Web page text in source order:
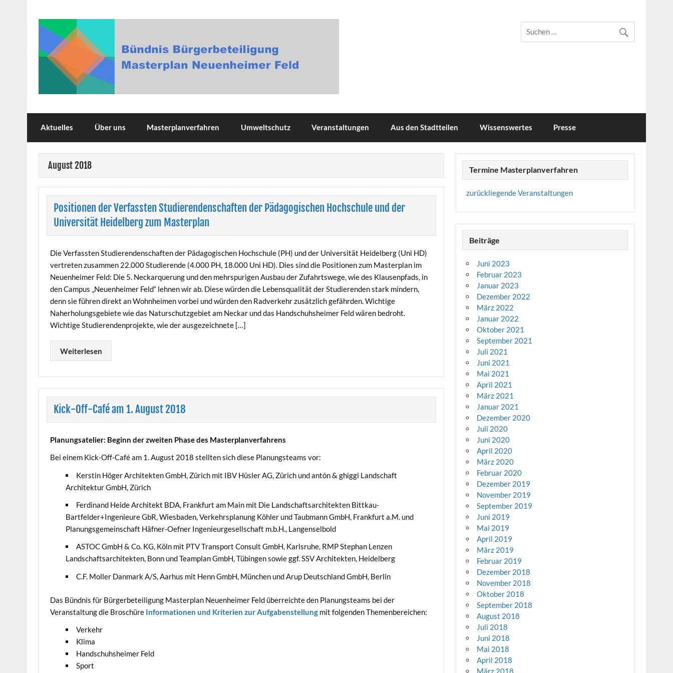
Bündnis Bürgerbeteiligung Masterplan Neuenheimer Feld
Aktuelles Über uns Masterplanverfahren Umweltschutz Veranstaltungen Aus den Stadtteilen Wissenswertes Presse
August 2018
Positionen der Verfassten Studierendenschaften der Pädagogischen Hochschule und der
Universität Heidelberg zum Masterplan
Die Verfassten Studierendenschaften der Pädagogischen Hochschule (PH) und der Universität Heidelberg (Uni HD)
vertreten zusammen 22.000 Studierende (4.000 PH, 18.000 Uni HD). Dies sind die Positionen zum Masterplan im
Neuenheimer Feld: Die 5. Neckarquerung und den mehrspurigen Ausbau der Zufahrtswege, wie des Klausenpfads, in
den Campus „Neuenheimer Feld“ lehnen wir ab. Diese würden die Lebensqualität der Studierenden stark mindern,
denn sie führen direkt an Wohnheimen vorbei und würden den Radverkehr zusätzlich gefährden. Wichtige
Naherholungsgebiete wie das Naturschutzgebiet am Neckar und das Handschuhsheimer Feld wären bedroht.
Wichtige Studierendenprojekte, wie der ausgezeichnete […]
Weiterlesen
Kick-Off-Café am 1. August 2018
Planungsatelier: Beginn der zweiten Phase des Masterplanverfahrens
Bei einem Kick-Off-Café am 1. August 2018 stellten sich diese Planungsteams vor:
Kerstin Höger Architekten GmbH, Zürich mit IBV Hüsler AG, Zürich und antón & ghiggi Landschaft
Architektur GmbH, Zürich
Ferdinand Heide Architekt BDA, Frankfurt am Main mit Die Landschaftsarchitekten Bittkau-
Bartfelder+Ingenieure GbR, Wiesbaden, Verkehrsplanung Köhler und Taubmann GmbH, Frankfurt a.M. und
Planungsgemeinschaft Häfner-Oefner Ingenieurgesellschaft m.b.H., Langenselbold
ASTOC GmbH & Co. KG, Köln mit PTV Transport Consult GmbH, Karlsruhe, RMP Stephan Lenzen
Landschaftsarchitekten, Bonn und Teamplan GmbH, Tübingen sowie ggf. SSV Architekten, Heidelberg
C.F. Moller Danmark A/S, Aarhus mit Henn GmbH, München und Arup Deutschland GmbH, Berlin
Das Bündnis für Bürgerbeteiligung Masterplan Neuenheimer Feld überreichte den Planungsteams bei der
Veranstaltung die Broschüre Informationen und Kriterien zur Aufgabenstellung mit folgenden Themenbereichen:
Verkehr
Klima
Handschuhsheimer Feld
Sport
Termine Masterplanverfahren
zurückliegende Veranstaltungen
Beiträge
Juni 2023
Februar 2023
Januar 2023
Dezember 2022
März 2022
Januar 2022
Oktober 2021
September 2021
Juli 2021
Juni 2021
Mai 2021
April 2021
März 2021
Januar 2021
Dezember 2020
Juli 2020
Juni 2020
April 2020
März 2020
Februar 2020
Dezember 2019
November 2019
September 2019
Juni 2019
Mai 2019
April 2019
März 2019
Februar 2019
Dezember 2018
November 2018
Oktober 2018
September 2018
August 2018
Juli 2018
Juni 2018
Mai 2018
April 2018
März 2018